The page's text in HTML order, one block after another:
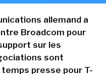
allemand a
Broadcom pour
sur les
sont
presse pour T-